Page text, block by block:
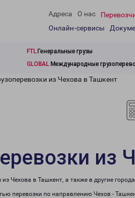
Адреса О нас
Онлайн-сервисы
FTLГенеральные грузы
GLOBALМеждународные
из Чехова в Ташкент
из
из Чехова в Ташкент, а также в другие
перевозки по направлению Чехов -